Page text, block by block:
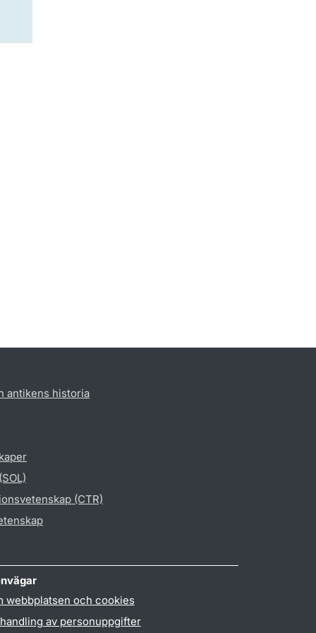
antikens historia
(CTR)
webbplatsen och cookies
av personuppgifter